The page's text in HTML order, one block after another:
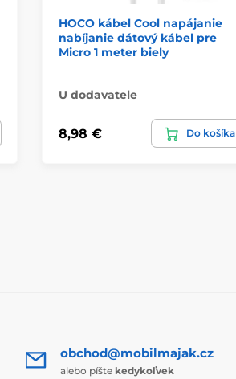
HOCO kábel Cool napájanie
nabíjanie dátový kábel pre
Micro 1 meter biely
U dodavatele
8,98 € Do košíka
obchod@mobilmajak.cz
alebo píšte kedykoľvek